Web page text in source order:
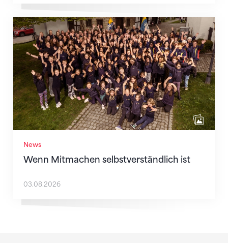
News
Wenn Mitmachen selbstverständlich ist
Wenn Mitmachen selbstverständlich ist
03.08.2026